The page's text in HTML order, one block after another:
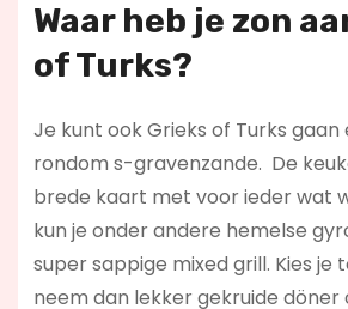
Waar heb je zon
of Turks?
Je kunt ook Grieks of Turks gaan
rondom s-gravenzande. De
brede kaart met voor ieder wat
kun je onder andere hemelse
super sappige mixed grill. Kies je
neem dan lekker gekruide döner